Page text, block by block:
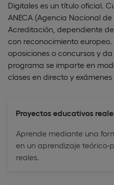
Digitales es un título oficial.
ANECA (Agencia Nacional
Acreditación, dependiente
con reconocimiento
oposiciones o concursos y
programa se imparte en
clases en directo y exámenes
Proyectos educativos
Aprende mediante una
en un aprendizaje
reales.